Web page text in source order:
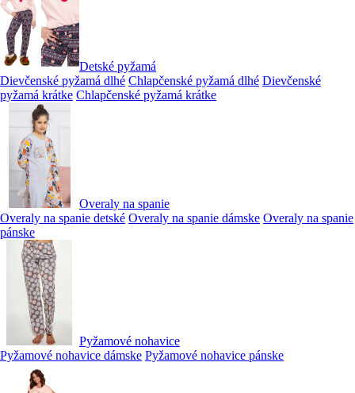
Detské pyžamá
Dievčenské pyžamá dlhé Chlapčenské pyžamá dlhé Dievčenské
pyžamá krátke Chlapčenské pyžamá krátke
Overaly na spanie
Overaly na spanie detské Overaly na spanie dámske Overaly na spanie
pánske
Pyžamové nohavice
Pyžamové nohavice dámske Pyžamové nohavice pánske